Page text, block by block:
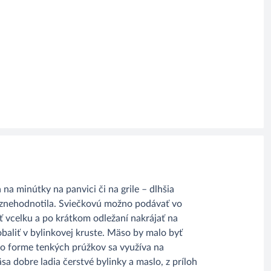
na minútky na panvici či na grile – dlhšia
Sviečkovú možno podávať vo
a po krátkom odležaní nakrájať na
v bylinkovej kruste. Mäso by malo byť
forme tenkých prúžkov sa využíva na
dobre ladia čerstvé bylinky a maslo, z príloh